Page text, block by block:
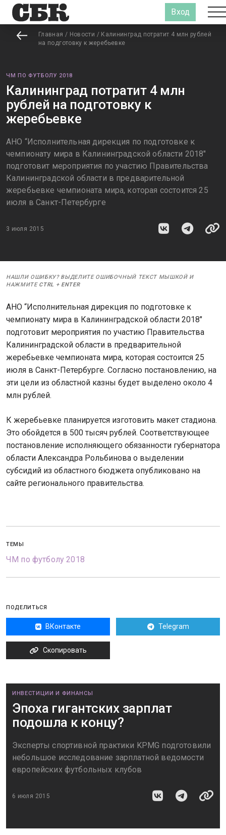
Вход
Главная / Новости / Калининград потратит 4 млн рублей
на подготовку к жеребьевке
ЧМ ПО ФУТБОЛУ 2018
Калининград потратит 4 млн
рублей на подготовку к
жеребьевке
АНО “Исполнительная дирекция по подготовке к
чемпионату мира в Калининградской области 2018″
подготовит мероприятия по участию Правительства
Калининградской области в предварительной
жеребьевке чемпионата мира, которая состоится 25
июля в Санкт-Петербурге
3 июля 2015
НАШЛИ ОШИБКУ? ВЫДЕЛИТЕ ОШИБОЧНЫЙ ТЕКСТ МЫШКОЙ И
НАЖМИТЕ CTRL + ENTER
АНО “Исполнительная дирекция по подготовке к
чемпионату мира в Калининградской области 2018″
подготовит мероприятия по участию Правительства
Калининградской области в предварительной
жеребьевке чемпионата мира, которая состоится 25
июля в Санкт-Петербурге. Согласно постановлению, на
эти цели из областной казны будет выделено около 4
млн рублей.
К жеребьевке планируется изготовить макет стадиона.
Это обойдется в 500 тысяч рублей. Соответствующее
постановление исполняющего обязанности губернатора
области Александра Рольбинова о выделении
субсидий из областного бюджета опубликовано на
сайте регионального правительства.
ТЕМЫ
ЧМ по футболу 2018
ПОДЕЛИТЬСЯ
ВКонтакте Telegram
Скопировать
ИНВЕСТИЦИИ И ФИНАНСЫ
Эпоха гигантских зарплат
подошла к концу?
​Эксперты спортивной практики KPMG подготовили
небольшое исследование зарплатной ведомости
европейских футбольных клубов
6 июля 2015